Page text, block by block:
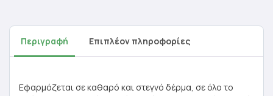
Περιγραφή Επιπλέον πληροφορίες
Εφαρμόζεται σε καθαρό και στεγνό δέρμα, σε όλο το